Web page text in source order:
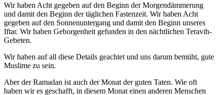
Wir haben Acht gegeben auf den Beginn der Morgendämmerung
und damit den Beginn der täglichen Fastenzeit. Wir haben Acht
gegeben auf den Sonnenuntergang und damit den Beginn unseres
Iftar. Wir haben Geborgenheit gefunden in den nächtlichen Teravih-
Gebeten.
Wir haben auf all diese Details geachtet und uns darum bemüht, gute
Muslime zu sein.
Aber der Ramadan ist auch der Monat der guten Taten. Wie oft
haben wir es geschafft, in diesem Monat einen anderen Menschen